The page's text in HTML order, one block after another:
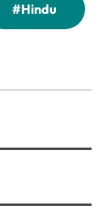
#Hindu